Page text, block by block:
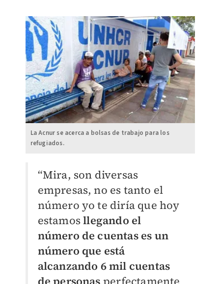
La Acnur se acerca a bolsas de trabajo para los
refugiados.
“Mira, son diversas
empresas, no es tanto el
número yo te diría que hoy
estamosllegando el
número de cuentas es un
número que está
alcanzando 6 mil cuentas
de personas perfectamente